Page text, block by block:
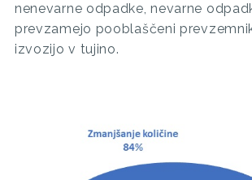
nenevarne odpadke, nevarne
prevzamejo pooblaščeni
izvozijo v tujino.